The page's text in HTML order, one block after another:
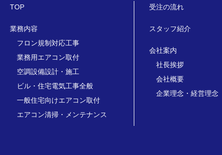
TOP
業務内容
フロン規制対応工事
業務用エアコン取付
空調設備設計・施工
ビル・住宅電気工事全般
一般住宅向けエアコン取付
エアコン清掃・メンテナンス
受注の流れ
スタッフ紹介
会社案内
社長挨拶
会社概要
企業理念・経営理念